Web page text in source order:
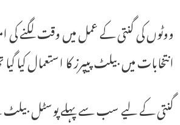
ووٹوں کی گنتی کے عمل میں وقت لگنے کی
انتخابات میں بیلٹ پیپرز کا استعمال کیا
گنتی کے لیے سب سے پہلے پوسٹل